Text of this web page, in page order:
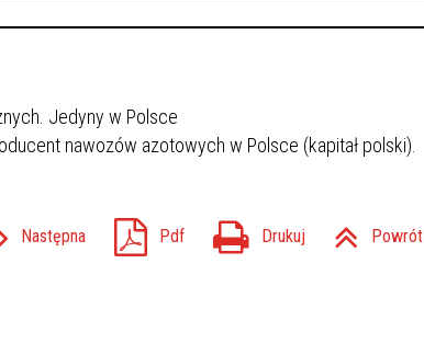
Jedyny w Polsce
nawozów azotowych w Polsce (kapitał polski).
Następna Pdf Drukuj Powrót